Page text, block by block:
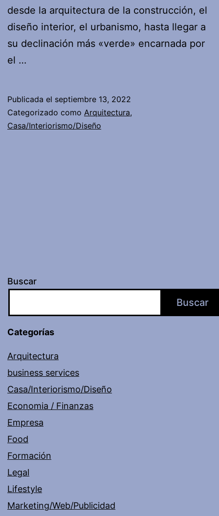
desde la arquitectura de la construcción, el
diseño interior, el urbanismo, hasta llegar a
su declinación más «verde» encarnada por
el …
Publicada el septiembre 13, 2022
Categorizado como Arquitectura,
Casa/Interiorismo/Diseño
Buscar
Buscar
Categorías
Arquitectura
business services
Casa/Interiorismo/Diseño
Economia / Finanzas
Empresa
Food
Formación
Legal
Lifestyle
Marketing/Web/Publicidad